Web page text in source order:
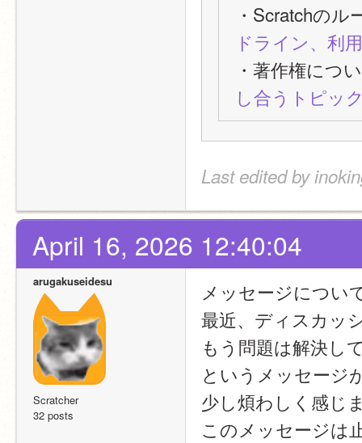
・Scratchの
ドライン、利
・著作権につ
し合うトピッ
Last edited by
April 16, 2026 12:40:04
arugakuseidesu
Scratcher
32 posts
メッセージについ
最近、ディスカッ
もう問題は解決し
というメッセージ
少し煩わしく感じ
このメッセージは